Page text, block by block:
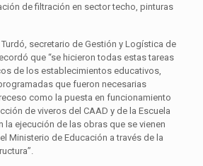
de filtración en sector techo, pinturas
secretario de Gestión y Logística de
que “se hicieron todas estas tareas
de los establecimientos educativos,
que fueron necesarias
como la puesta en funcionamiento
de viveros del CAAD y de la Escuela
la ejecución de las obras que se vienen
Ministerio de Educación a través de la